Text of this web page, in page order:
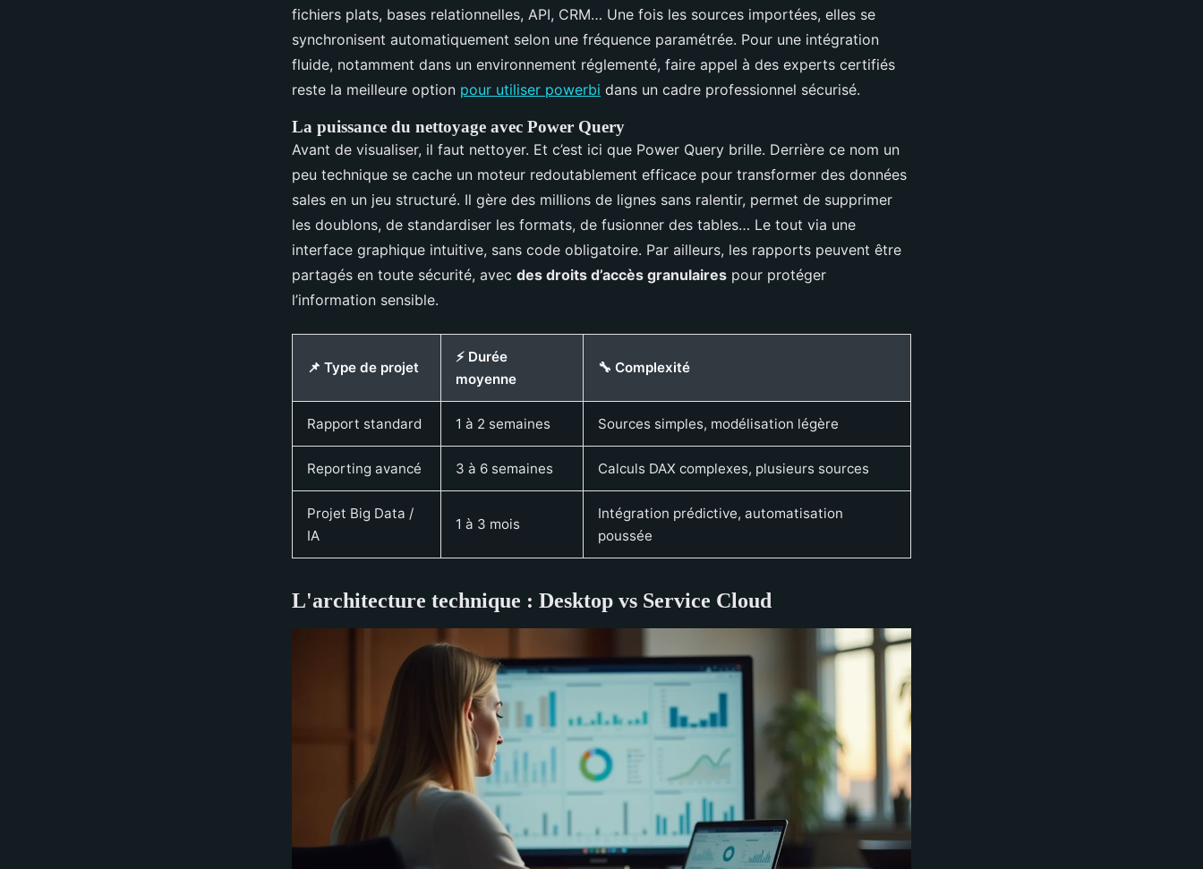
fichiers plats, bases relationnelles, API, CRM… Une fois les sources importées, elles se
synchronisent automatiquement selon une fréquence paramétrée. Pour une intégration
fluide, notamment dans un environnement réglementé, faire appel à des experts certifiés
reste la meilleure option pour utiliser powerbi dans un cadre professionnel sécurisé.
La puissance du nettoyage avec Power Query
Avant de visualiser, il faut nettoyer. Et c’est ici que Power Query brille. Derrière ce nom un
peu technique se cache un moteur redoutablement efficace pour transformer des données
sales en un jeu structuré. Il gère des millions de lignes sans ralentir, permet de supprimer
les doublons, de standardiser les formats, de fusionner des tables… Le tout via une
interface graphique intuitive, sans code obligatoire. Par ailleurs, les rapports peuvent être
partagés en toute sécurité, avec des droits d’accès granulaires pour protéger
l’information sensible.
📌 Type de projet
⚡ Durée
moyenne
🔧 Complexité
Rapport standard 1 à 2 semaines Sources simples, modélisation légère
Reporting avancé 3 à 6 semaines Calculs DAX complexes, plusieurs sources
Projet Big Data /
IA
1 à 3 mois
Intégration prédictive, automatisation
poussée
L'architecture technique : Desktop vs Service Cloud